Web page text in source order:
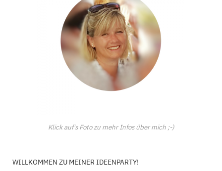
Klick auf's Foto zu mehr Infos über mich ;-)
WILLKOMMEN ZU MEINER IDEENPARTY!